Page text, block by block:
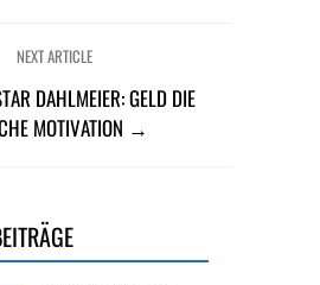
NEXT ARTICLE
DAHLMEIER: GELD DIE
MOTIVATION →